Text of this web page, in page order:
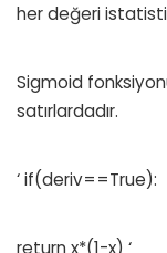
her değeri
Sigmoid
satırlardadır.
‘ if(deriv==True):
return x*(1-x) ‘